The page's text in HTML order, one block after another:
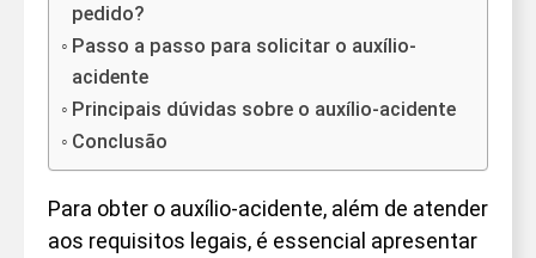
pedido?
Passo a passo para solicitar o auxílio-
acidente
Principais dúvidas sobre o auxílio-acidente
Conclusão
Para obter o auxílio-acidente, além de atender
aos requisitos legais, é essencial apresentar